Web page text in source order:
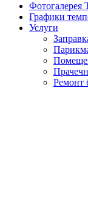
Фотогалерея
Графики
Услуги
Ремонт